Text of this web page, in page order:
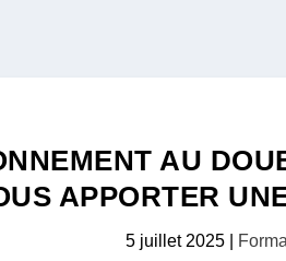
AU
APPORTER
5 juillet 2025